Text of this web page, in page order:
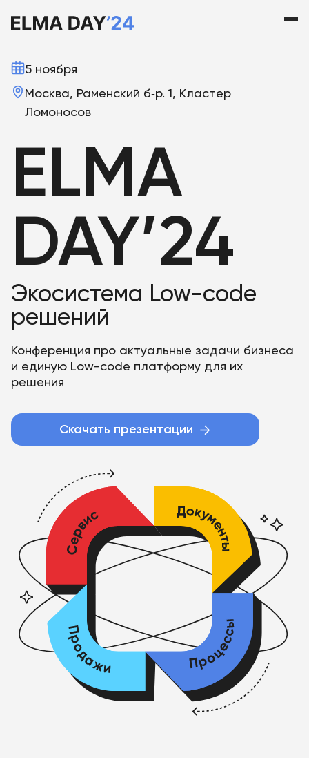
5 ноября
Москва, Раменский б‑р. 1, Кластер
Ломоносов
ELMA
DAY’24
Экосистема Low-code
решений
Конференция про актуальные задачи бизнеса
и единую Low-code платформу для их
решения
Скачать презентации